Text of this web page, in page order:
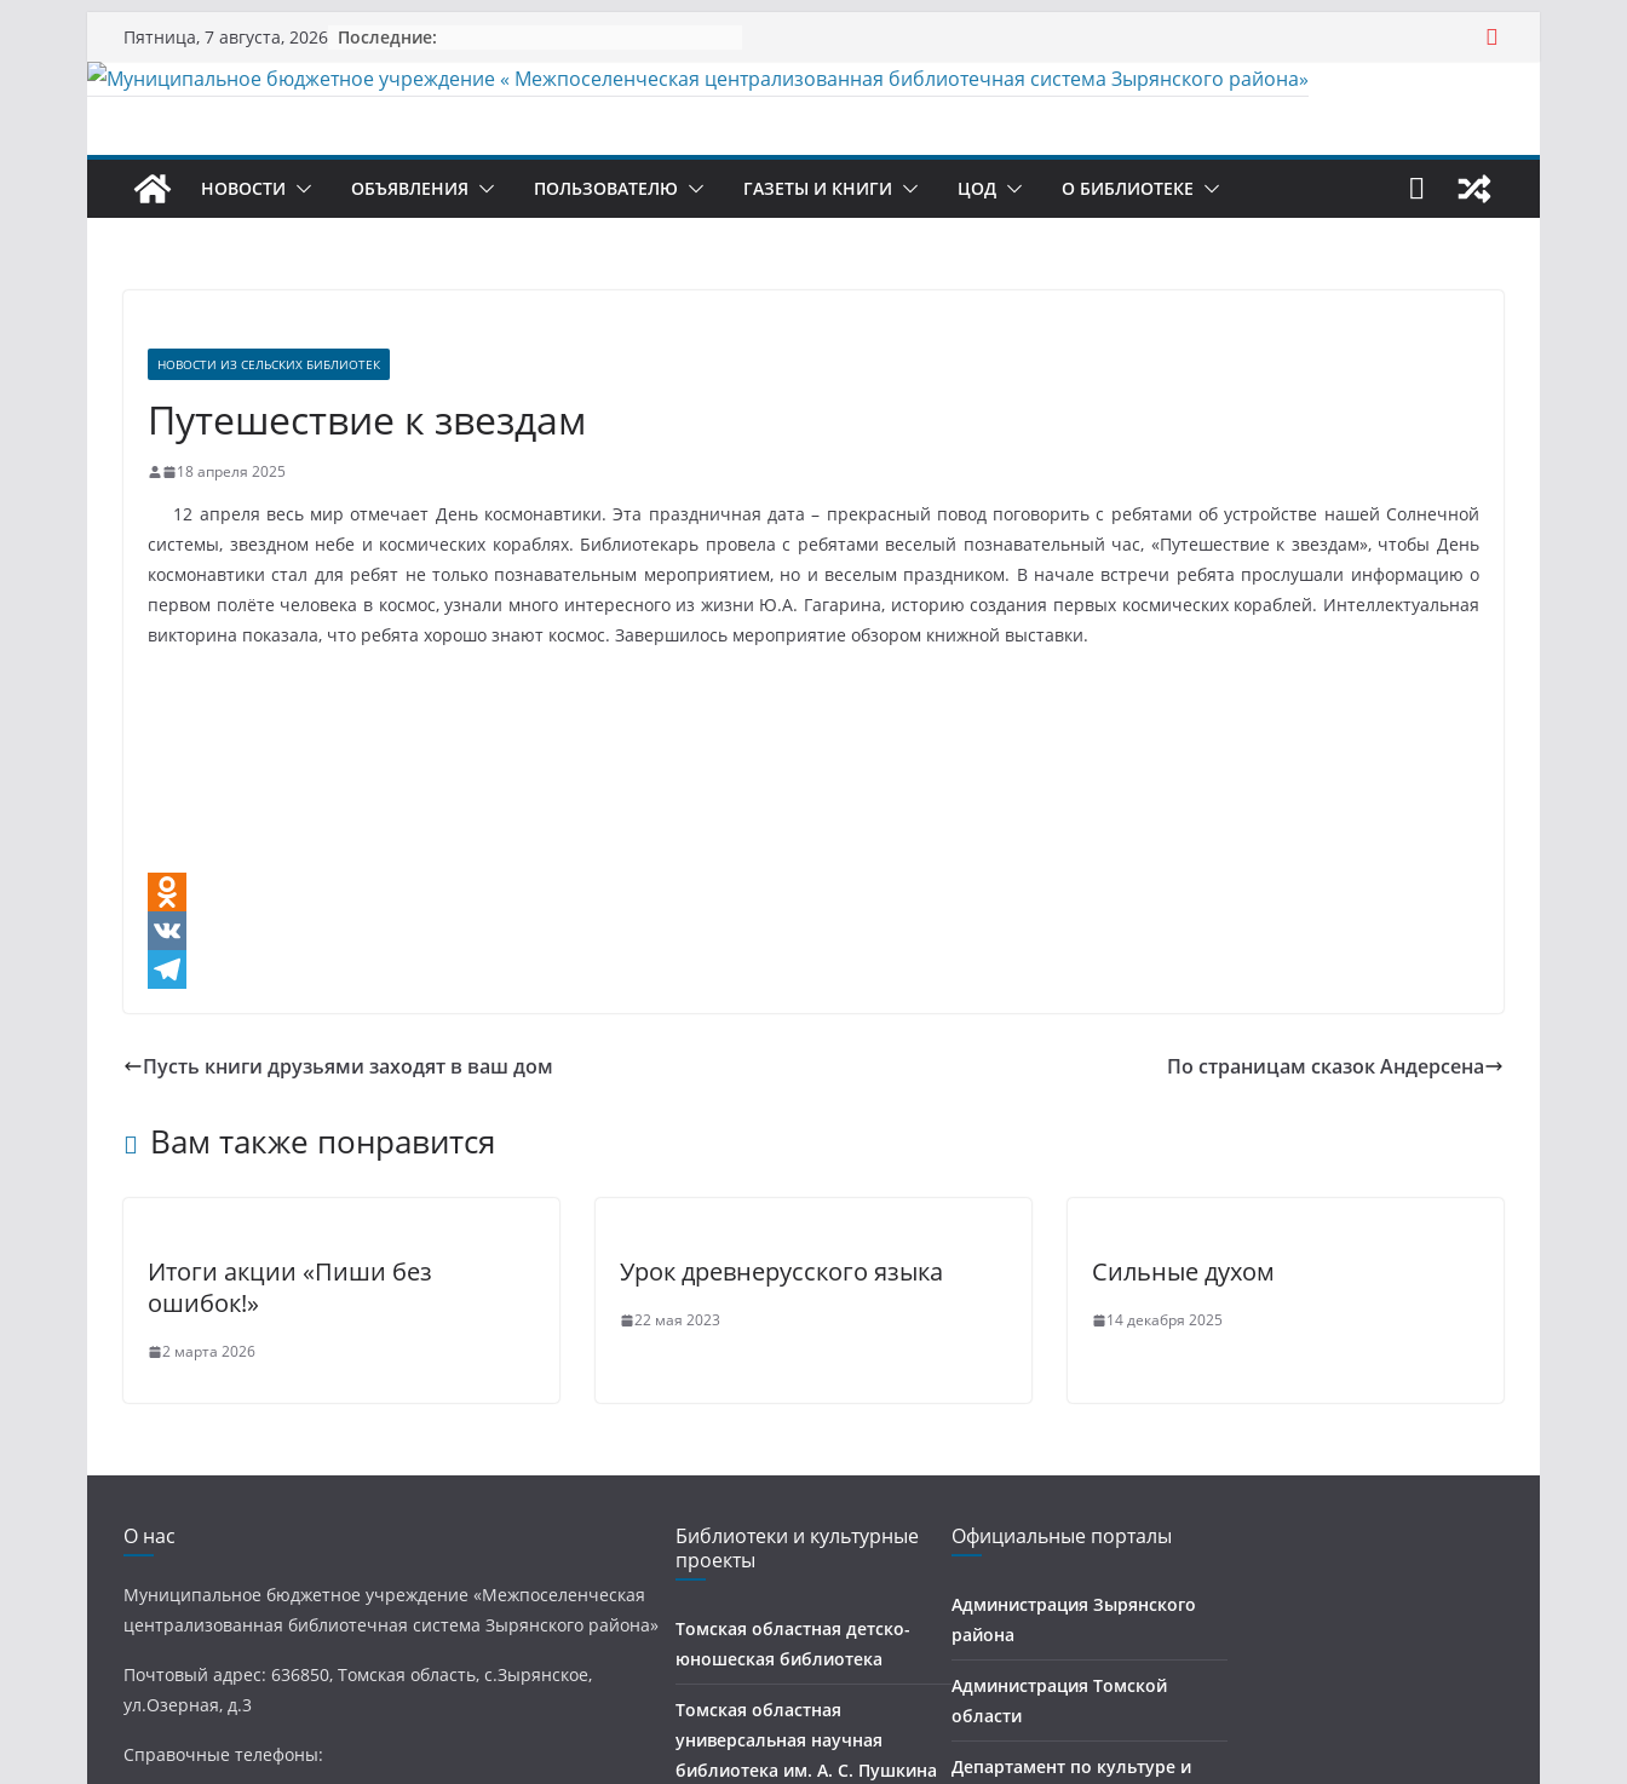
Перейти
к
содержимому
Пятница, 7 августа, 2026 Последние:
НОВОСТИ ОБЪЯВЛЕНИЯ ПОЛЬЗОВАТЕЛЮ ГАЗЕТЫ И КНИГИ ЦОД О БИБЛИОТЕКЕ
НОВОСТИ ИЗ СЕЛЬСКИХ БИБЛИОТЕК
Путешествие к звездам
18 апреля 2025
12 апреля весь мир отмечает День космонавтики. Эта праздничная дата – прекрасный повод поговорить с ребятами об устройстве нашей Солнечной
системы, звездном небе и космических кораблях. Библиотекарь провела с ребятами веселый познавательный час, «Путешествие к звездам», чтобы День
космонавтики стал для ребят не только познавательным мероприятием, но и веселым праздником. В начале встречи ребята прослушали информацию о
первом полёте человека в космос, узнали много интересного из жизни Ю.А. Гагарина, историю создания первых космических кораблей. Интеллектуальная
викторина показала, что ребята хорошо знают космос. Завершилось мероприятие обзором книжной выставки.
O
d
n
i
k
V
e
m
Пусть книги друзьями заходят в ваш дом По страницам сказок Андерсена
Вам также понравится
Итоги акции «Пиши без
ошибок!»
2 марта 2026
Урок древнерусского языка
22 мая 2023
Сильные духом
14 декабря 2025
О нас
Муниципальное бюджетное учреждение «Межпоселенческая
централизованная библиотечная система Зырянского района»
Почтовый адрес: 636850, Томская область, с.Зырянское,
ул.Озерная, д.3
Справочные телефоны:
Библиотеки и культурные
проекты
Томская областная детско-
юношеская библиотека
Томская областная
универсальная научная
библиотека им. А. С. Пушкина
Официальные порталы
Администрация Зырянского
района
Администрация Томской
области
Департамент по культуре и